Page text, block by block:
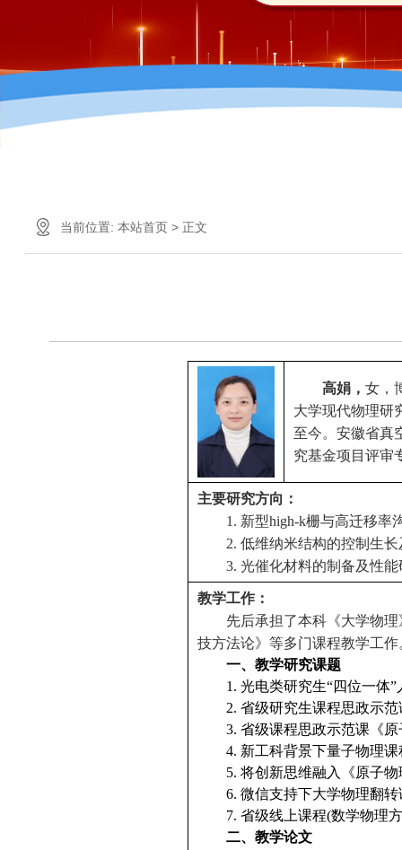
当前位置: 本站首页 > 正文
高娟，女，
大学现代物理研
至今。 安徽省真
究基金项目评审
主要研究方向：
1. 新型high-k栅与高迁移率
2. 低维纳米结构的控制生
3. 光催化材料的制备及性能
教学工作：
先后承担了本科《大学物
技方法论》等多门课程教学工
一、教学研究课题
1. 光电类研究生“四位一体”
2. 省级研究生课程思政示
3. 省级课程思政示范课《
4. 新工科背景下量子物理
5. 将创新思维融入《原子
6. 微信支持下大学物理翻
7. 省级线上课程(数学物理
二、教学论文